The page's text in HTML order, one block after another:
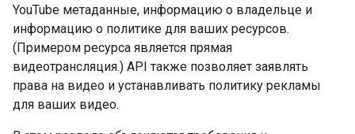
YouTube метаданные, информацию о владельце и
информацию о политике для ваших ресурсов.
(Примером ресурса является прямая
видеотрансляция.) API также позволяет заявлять
права на видео и устанавливать политику рекламы
для ваших видео.